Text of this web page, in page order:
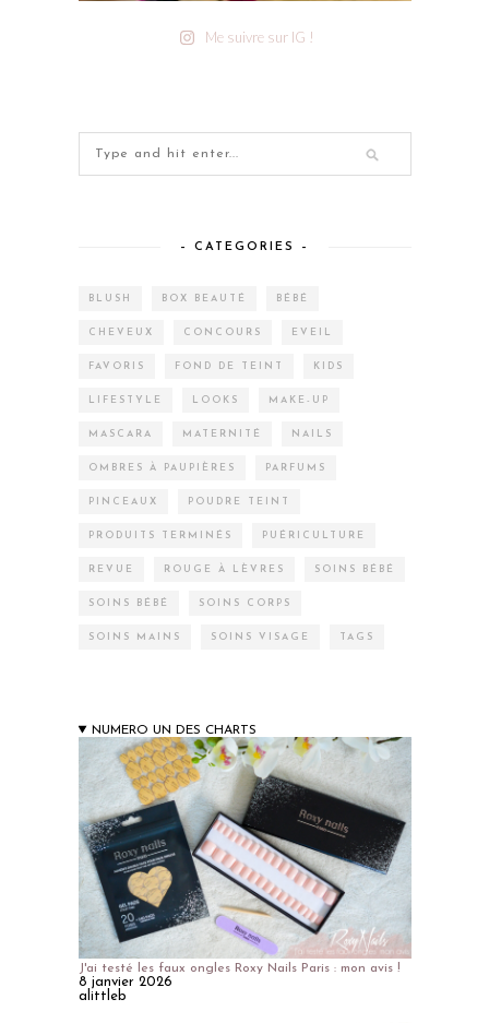
Me suivre sur IG !
– CATEGORIES –
BLUSH BOX BEAUTÉ BÉBÉ
CHEVEUX CONCOURS EVEIL
FAVORIS FOND DE TEINT KIDS
LIFESTYLE LOOKS MAKE-UP
MASCARA MATERNITÉ NAILS
OMBRES À PAUPIÈRES PARFUMS
PINCEAUX POUDRE TEINT
PRODUITS TERMINÉS PUÉRICULTURE
REVUE ROUGE À LÈVRES SOINS BÉBÉ
SOINS BÉBÉ SOINS CORPS
SOINS MAINS SOINS VISAGE TAGS
NUMERO UN DES CHARTS
J'ai testé les faux ongles Roxy Nails Paris : mon avis !
8 janvier 2026
alittleb